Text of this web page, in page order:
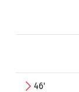
46'